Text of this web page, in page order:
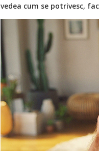
vedea cum se potrivesc,